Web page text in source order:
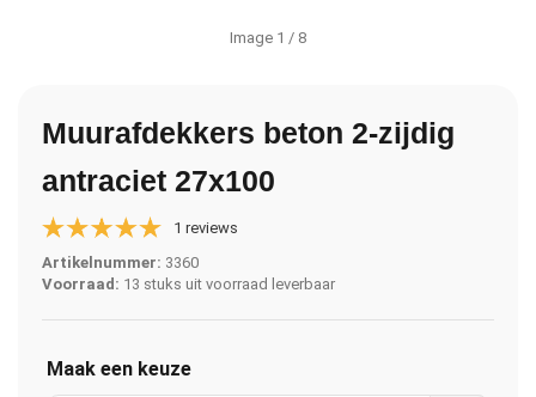
Image 1 / 8
Muurafdekkers beton 2-zijdig
antraciet 27x100
1 reviews
Artikelnummer: 3360
Voorraad: 13 stuks uit voorraad leverbaar
Maak een keuze